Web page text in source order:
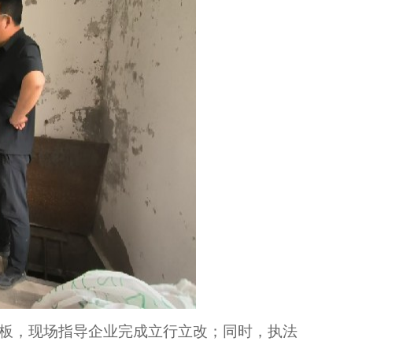
，现场指导企业完成立行立改；同时，执法